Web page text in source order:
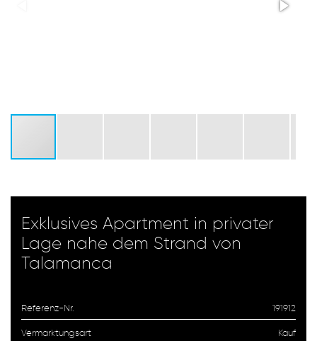
Exklusives Apartment in privater
Lage nahe dem Strand von
Talamanca
Referenz-Nr. 191912
Vermarktungsart Kauf